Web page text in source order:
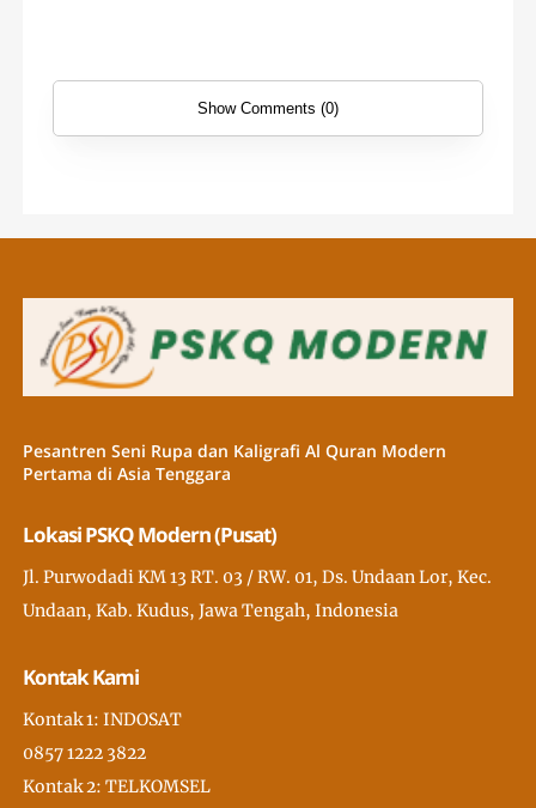
Show Comments (0)
Pesantren Seni Rupa dan Kaligrafi Al Quran Modern
Pertama di Asia Tenggara
Lokasi PSKQ Modern (Pusat)
Jl. Purwodadi KM 13 RT. 03 / RW. 01, Ds. Undaan Lor, Kec.
Undaan, Kab. Kudus, Jawa Tengah, Indonesia
Kontak Kami
Kontak 1: INDOSAT
0857 1222 3822
Kontak 2: TELKOMSEL